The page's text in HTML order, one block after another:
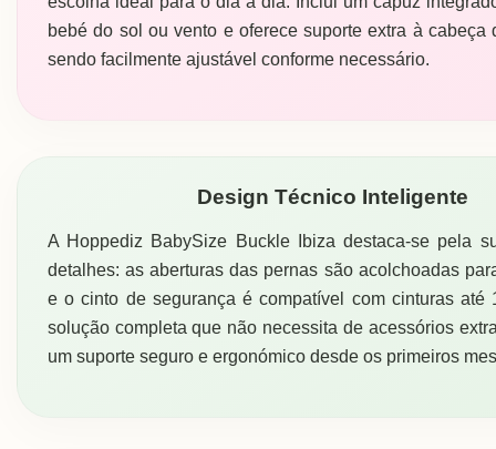
bebé do sol ou vento e oferece suporte extra à cabeça
sendo facilmente ajustável conforme necessário.
Design Técnico Inteligente
A Hoppediz BabySize Buckle Ibiza destaca-se pela
detalhes: as aberturas das pernas são acolchoadas
e o cinto de segurança é compatível com cinturas até
solução completa que não necessita de acessórios
um suporte seguro e ergonómico desde os primeiros